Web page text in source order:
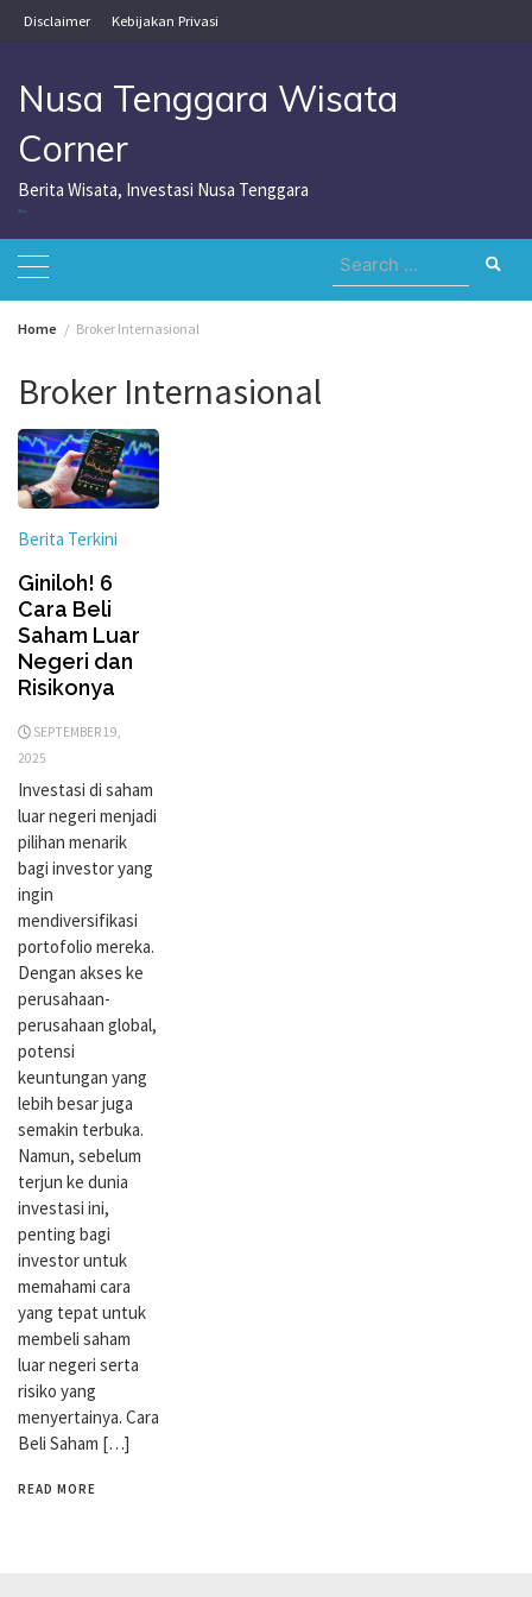
Skip
to
Disclaimer Kebijakan Privasi
Nusa Tenggara Wisata
Corner
Berita Wisata, Investasi Nusa Tenggara
Search
for:
Home Broker Internasional
Broker Internasional
Berita Terkini
Giniloh! 6
Cara Beli
Saham Luar
Negeri dan
Risikonya
SEPTEMBER 19,
2025
Investasi di saham
luar negeri menjadi
pilihan menarik
bagi investor yang
ingin
mendiversifikasi
portofolio mereka.
Dengan akses ke
perusahaan-
perusahaan global,
potensi
keuntungan yang
lebih besar juga
semakin terbuka.
Namun, sebelum
terjun ke dunia
investasi ini,
penting bagi
investor untuk
memahami cara
yang tepat untuk
membeli saham
luar negeri serta
risiko yang
menyertainya. Cara
Beli Saham […]
READ MORE